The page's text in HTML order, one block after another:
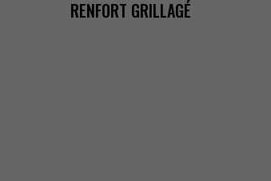
RENFORTGRILLAGÉ